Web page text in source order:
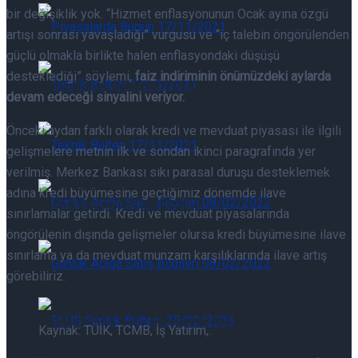
Piyasalarda Bugün 07/08/2026
Teknik Bülten 07/08/2026
Günlük Açığa Satış Bilgileri 07/08/2026
Piyasalarda Bugün 07/08/2026
Teknik Bülten 07/08/2026
Günlük Açığa Satış Bilgileri 07/08/2026
bir değişiklik yok. “Hizmet enflasyonunun Ocak ayına özgü
artışı sonrası yavaşladığı” vurgusu ve “iç talebin öngörülenden
güçlü olmakla birlikte halen enflasyondaki düşüşü
desteklediği” söylemi,faiz indiriminin önümüzdeki aylarda
devam edeceği sinyalini veriyor.
Önceki aydan farklı olarak kredi ve mevduat piyasası ile ilgili
gelişmelere metnin ilk ve sondan ikinci paragrafında yer
verilmiş. Merkez Bankası sıkı parasal duruşu desteklemek
adına kredi büyümesine geçtiğimiz dönemde ilave
sınırlamalar getirdi. Kredi ve mevduat piyasalarında
öngörülenin dışında gelişmeler olursa kredi büyümesine ilave
sınırlama ya da mevduat munzam karşılıklarında ilave artış
görebiliriz.
Kaynak: TÜİK, TCMB, İş Yatırım,.